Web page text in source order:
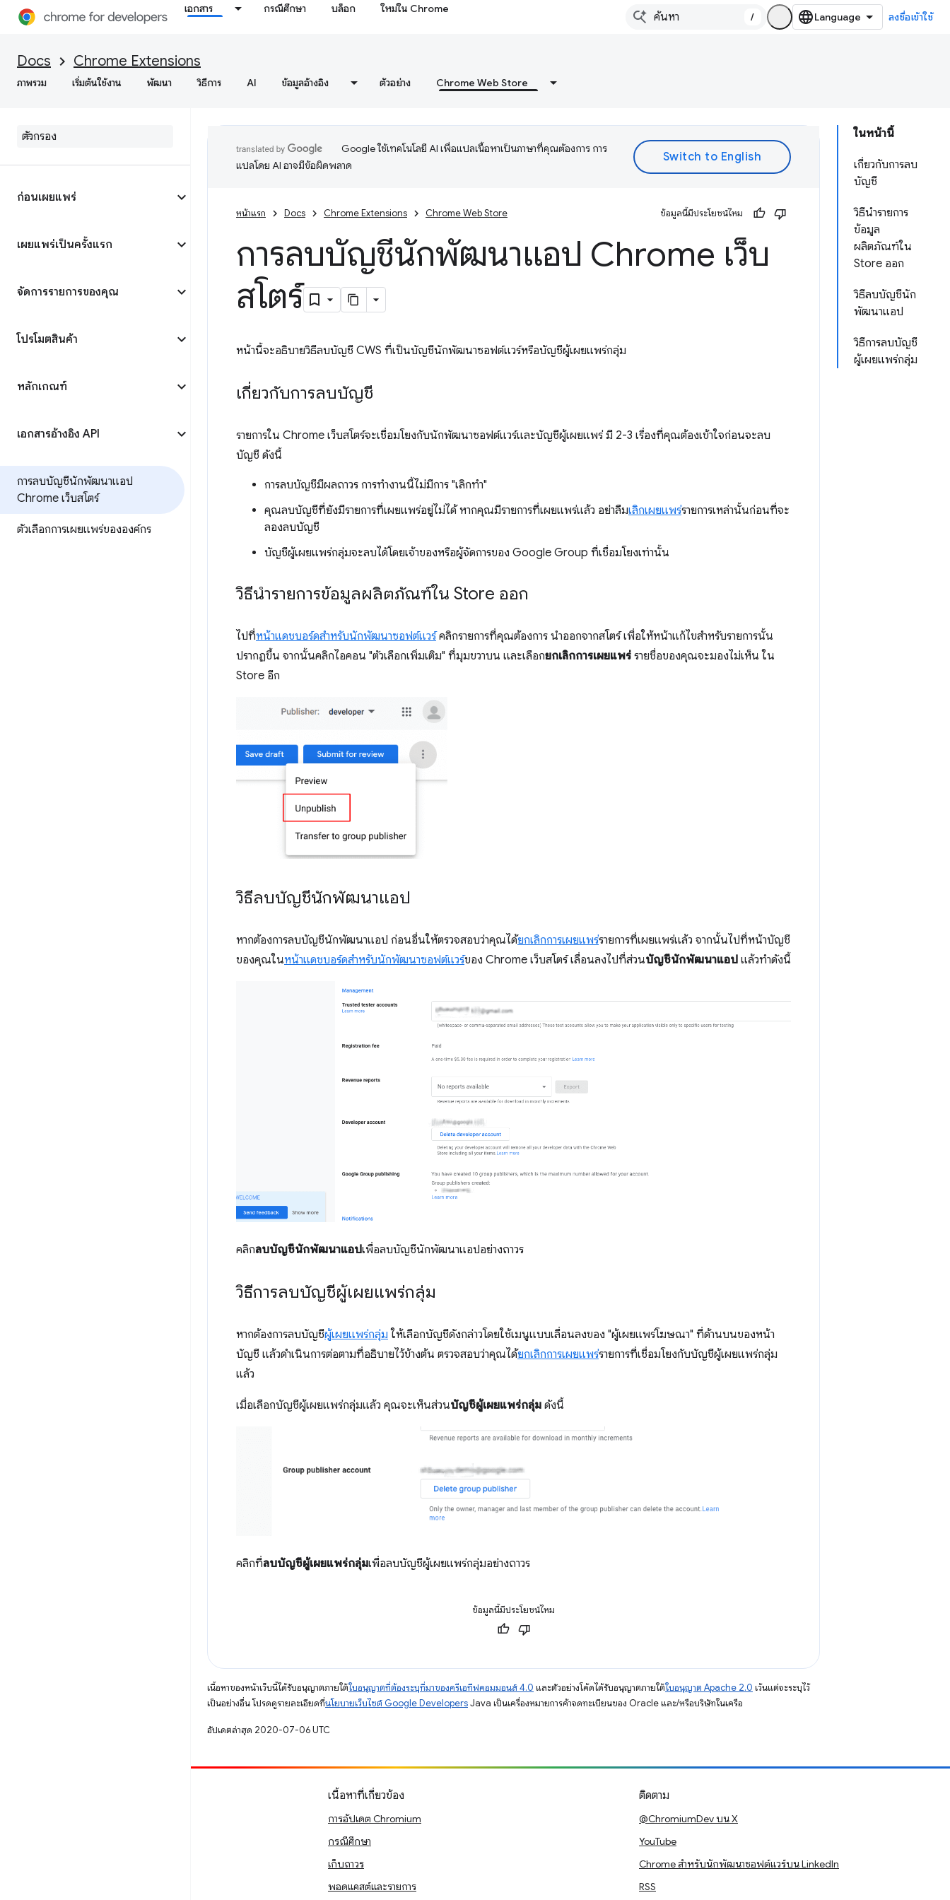
เอกสาร กรณีศึกษา บล็อก ใหม่ใน Chrome
/ ลงชื่อเข้าใช้
Docs Chrome Extensions
ภาพรวม เริ่มต้นใช้งาน พัฒนา วิธีการ AI ข้อมูลอ้างอิง ตัวอย่าง Chrome Web Store
ก่อนเผยแพร่
เผยแพร่เป็นครั้งแรก
จัดการรายการของคุณ
โปรโมตสินค้า
หลักเกณฑ์
เอกสารอ้างอิง API
การลบบัญชีนักพัฒนาแอป
Chrome เว็บสโตร์
ตัวเลือกการเผยแพร่ขององค์กร
ในหน้านี้
เกี่ยวกับการลบ
บัญชี
วิธีนำรายการ
ข้อมูล
ผลิตภัณฑ์ใน
Store ออก
วิธีลบบัญชีนัก
พัฒนาแอป
วิธีการลบบัญชี
ผู้เผยแพร่กลุ่ม
Google ใช้เทคโนโลยี AI เพื่อแปลเนื้อหาเป็นภาษาที่คุณต้องการ การ
แปลโดย AI อาจมีข้อผิดพลาด
หน้าแรก Docs Chrome Extensions Chrome Web Store ข้อมูลนี้มีประโยชน์ไหม
การลบบัญชีนักพัฒนาแอป Chrome เว็บ
สโตร์
หน้านี้จะอธิบายวิธีลบบัญชี CWS ที่เป็นบัญชีนักพัฒนาซอฟต์แวร์หรือบัญชีผู้เผยแพร่กลุ่ม
เกี่ยวกับการลบบัญชี
รายการใน Chrome เว็บสโตร์จะเชื่อมโยงกับนักพัฒนาซอฟต์แวร์และบัญชีผู้เผยแพร่ มี 2-3 เรื่องที่คุณต้องเข้าใจก่อนจะลบ
บัญชี ดังนี้
การลบบัญชีมีผลถาวร การทำงานนี้ไม่มีการ "เลิกทำ"
คุณลบบัญชีที่ยังมีรายการที่เผยแพร่อยู่ไม่ได้ หากคุณมีรายการที่เผยแพร่แล้ว อย่าลืมเลิกเผยแพร่รายการเหล่านั้นก่อนที่จะ
ลองลบบัญชี
บัญชีผู้เผยแพร่กลุ่มจะลบได้โดยเจ้าของหรือผู้จัดการของ Google Group ที่เชื่อมโยงเท่านั้น
วิธีนำรายการข้อมูลผลิตภัณฑ์ใน Store ออก
ไปที่หน้าแดชบอร์ดสำหรับนักพัฒนาซอฟต์แวร์คลิกรายการที่คุณต้องการ นำออกจากสโตร์ เพื่อให้หน้าแก้ไขสำหรับรายการนั้น
ปรากฏขึ้น จากนั้นคลิกไอคอน "ตัวเลือกเพิ่มเติม" ที่มุมขวาบน และเลือกยกเลิกการเผยแพร่ รายชื่อของคุณจะมองไม่เห็น ใน
Store อีก
วิธีลบบัญชีนักพัฒนาแอป
หากต้องการลบบัญชีนักพัฒนาแอป ก่อนอื่นให้ตรวจสอบว่าคุณได้ยกเลิกการเผยแพร่รายการที่เผยแพร่แล้ว จากนั้นไปที่หน้าบัญชี
ของคุณในหน้าแดชบอร์ดสำหรับนักพัฒนาซอฟต์แวร์ของ Chrome เว็บสโตร์ เลื่อนลงไปที่ส่วนบัญชีนักพัฒนาแอป แล้วทำดังนี้
คลิกลบบัญชีนักพัฒนาแอปเพื่อลบบัญชีนักพัฒนาแอปอย่างถาวร
วิธีการลบบัญชีผู้เผยแพร่กลุ่ม
หากต้องการลบบัญชีผู้เผยแพร่กลุ่ม ให้เลือกบัญชีดังกล่าวโดยใช้เมนูแบบเลื่อนลงของ "ผู้เผยแพร่โฆษณา" ที่ด้านบนของหน้า
บัญชี แล้วดำเนินการต่อตามที่อธิบายไว้ข้างต้น ตรวจสอบว่าคุณได้ยกเลิกการเผยแพร่รายการที่เชื่อมโยงกับบัญชีผู้เผยแพร่กลุ่ม
แล้ว
เมื่อเลือกบัญชีผู้เผยแพร่กลุ่มแล้ว คุณจะเห็นส่วนบัญชีผู้เผยแพร่กลุ่ม ดังนี้
คลิกที่ลบบัญชีผู้เผยแพร่กลุ่มเพื่อลบบัญชีผู้เผยแพร่กลุ่มอย่างถาวร
ข้อมูลนี้มีประโยชน์ไหม
เนื้อหาของหน้าเว็บนี้ได้รับอนุญาตภายใต้ใบอนุญาตที่ต้องระบุที่มาของครีเอทีฟคอมมอนส์ 4.0 และตัวอย่างโค้ดได้รับอนุญาตภายใต้ใบอนุญาต Apache 2.0 เว้นแต่จะระบุไว้
เป็นอย่างอื่น โปรดดูรายละเอียดที่นโยบายเว็บไซต์ Google DevelopersJava เป็นเครื่องหมายการค้าจดทะเบียนของ Oracle และ/หรือบริษัทในเครือ
อัปเดตล่าสุด 2020-07-06 UTC
เนื้อหาที่เกี่ยวข้อง
การอัปเดต Chromium
กรณีศึกษา
เก็บถาวร
พอดแคสต์และรายการ
ติดตาม
@ChromiumDev บน X
YouTube
Chrome สำหรับนักพัฒนาซอฟต์แวร์บน LinkedIn
RSS